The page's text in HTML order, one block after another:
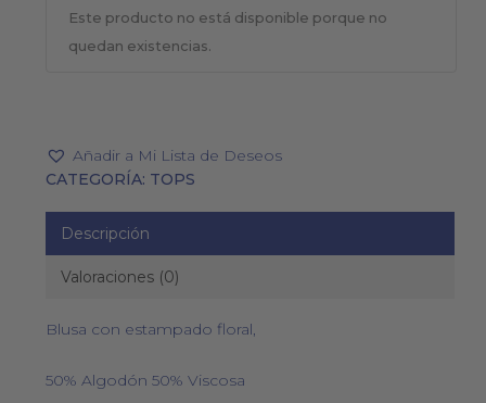
Este producto no está disponible porque no
quedan existencias.
Añadir a Mi Lista de Deseos
CATEGORÍA: TOPS
Descripción
Valoraciones (0)
Blusa con estampado floral,
50% Algodón 50% Viscosa